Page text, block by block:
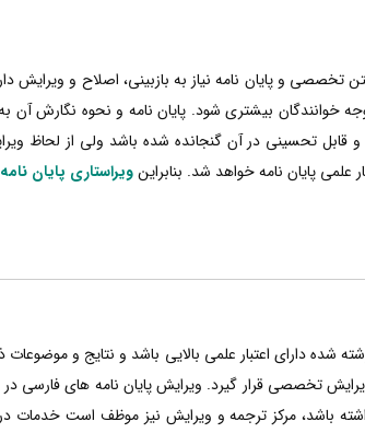
تخصصی و پایان نامه نیاز به بازبینی، اصلاح و ویرایش
خوانندگان بیشتری شود. پایان نامه و نحوه نگارش آن
قابل تحسینی در آن گنجانده شده باشد ولی از لحاظ
پایان نامه خواهد شد. بنابراینویراستاری پایان نامه
شده دارای اعتبار علمی بالایی باشد و نتایج و
تخصصی قرار گیرد. ویرایش پایان نامه های فارسی
باشد، مرکز ترجمه و ویرایش نیز موظف است خدمات